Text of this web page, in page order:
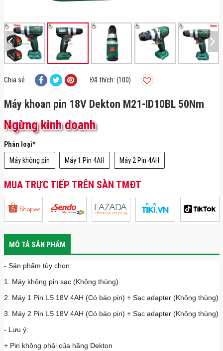
Chia sẻ Đã thích: (100)
Máy khoan pin 18V Dekton M21-ID10BL 50Nm
Ngừng kinh doanh
Phân loại*
Máy không pin
Máy 1 Pin 4AH Máy 2 Pin 4AH
MUA TRỰC TIẾP TRÊN SÀN TMĐT
MÔ TẢ SẢN PHẨM
- Sản phẩm tùy chọn:
1. Máy không pin sạc (Không thùng)
2. Máy 1 Pin LS 18V 4AH (Có báo pin) + Sạc adapter (Không thùng)
3. Máy 2 Pin LS 18V 4AH (Có báo pin) + Sạc adapter (Không thùng)
- Lưu ý:
+ Pin không phải của hãng Dekton